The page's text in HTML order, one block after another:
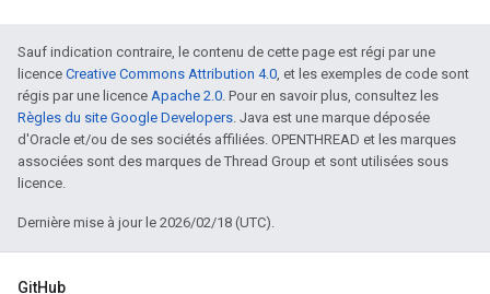
Sauf indication contraire, le contenu de cette page est régi par une
licence Creative Commons Attribution 4.0, et les exemples de code sont
régis par une licence Apache 2.0. Pour en savoir plus, consultez les
Règles du site Google Developers. Java est une marque déposée
d'Oracle et/ou de ses sociétés affiliées. OPENTHREAD et les marques
associées sont des marques de Thread Group et sont utilisées sous
licence.
Dernière mise à jour le 2026/02/18 (UTC).
GitHub